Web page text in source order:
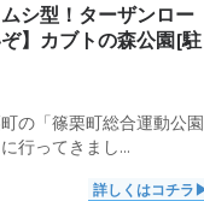
ムシ型！ターザンロー
】カブトの森公園[駐
の「篠栗町総合運動公園
行ってきまし...
詳しくはコチラ